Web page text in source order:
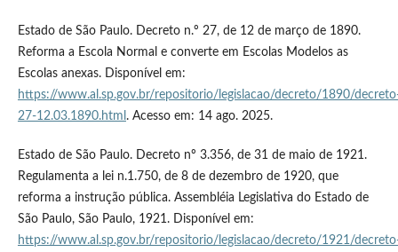
Estado de São Paulo. Decreto n.º 27, de 12 de março de 1890.
Reforma a Escola Normal e converte em Escolas Modelos as
Escolas anexas. Disponível em:
https://www.al.sp.gov.br/repositorio/legislacao/decreto/1890/
27-12.03.1890.html . Acesso em: 14 ago. 2025.
Estado de São Paulo. Decreto nº 3.356, de 31 de maio de 1921.
Regulamenta a lei n.1.750, de 8 de dezembro de 1920, que
reforma a instrução pública. Assembléia Legislativa do Estado de
São Paulo, São Paulo, 1921. Disponível em:
https://www.al.sp.gov.br/repositorio/legislacao/decreto/1921/